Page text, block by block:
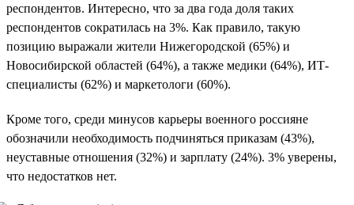
респондентов. Интересно, что за два года доля таких
респондентов сократилась на 3%. Как правило, такую
позицию выражали жители Нижегородской (65%) и
Новосибирской областей (64%), а также медики (64%), ИТ-
специалисты (62%) и маркетологи (60%).
Кроме того, среди минусов карьеры военного россияне
обозначили необходимость подчиняться приказам (43%),
неуставные отношения (32%) и зарплату (24%). 3% уверены,
что недостатков нет.